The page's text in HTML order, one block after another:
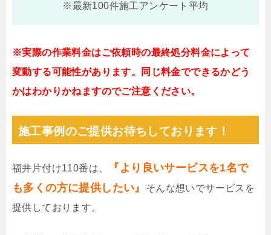
※最新100件施工アンケート平均
※実際の作業料金はご依頼時の最終処分料金によって
変動する可能性があります。同じ料金でできるかどう
かはわかりかねますのでご注意ください。
施工事例のご提供お待ちしております！
福井片付け110番は、
『より良いサービスを1名で
も多くの方に提供したい』
そんな想いでサービスを
提供しております。